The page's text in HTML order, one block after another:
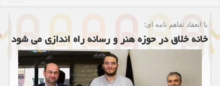
با انعقاد تفاهم نامه ای؛
خانه خلاق در حوزه هنر و رسانه راه اندازی می شود